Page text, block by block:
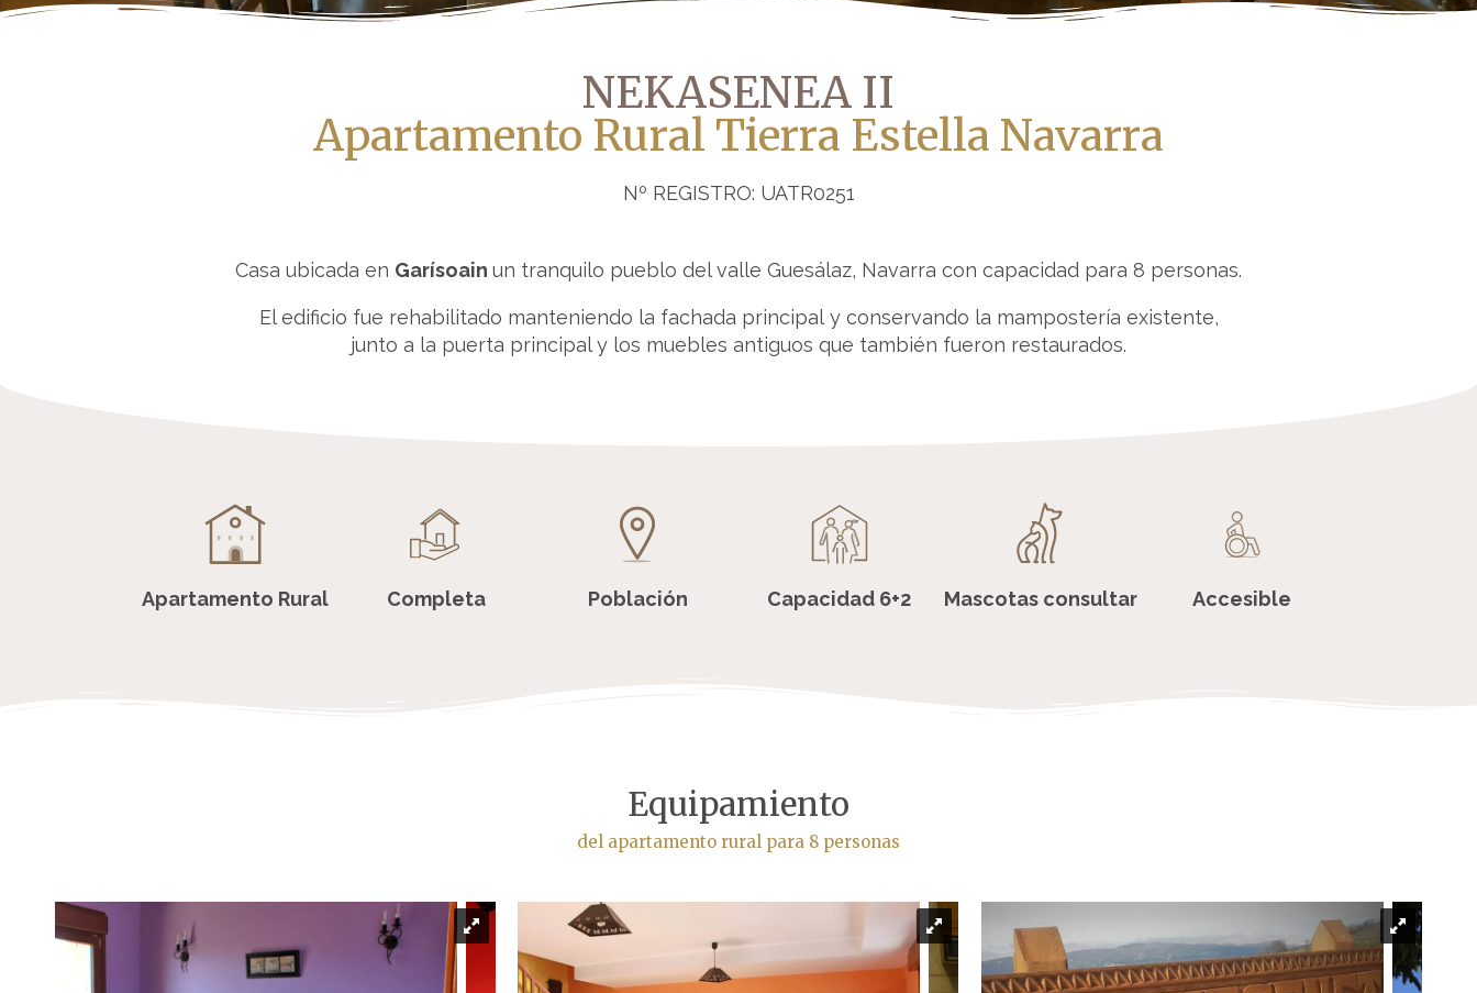
NEKASENEA II
Apartamento Rural Tierra Estella Navarra
Nº REGISTRO: UATR0251
Casa ubicada en Garísoain un tranquilo pueblo del valle Guesálaz, Navarra con capacidad para 8 personas.
El edificio fue rehabilitado manteniendo la fachada principal y conservando la mampostería existente,
junto a la puerta principal y los muebles antiguos que también fueron restaurados.
Apartamento Rural Completa Población Capacidad 6+2 Mascotas consultar Accesible
Equipamiento
del apartamento rural para 8 personas